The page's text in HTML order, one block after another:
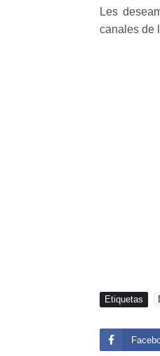
Les
canales de
Etiquetas